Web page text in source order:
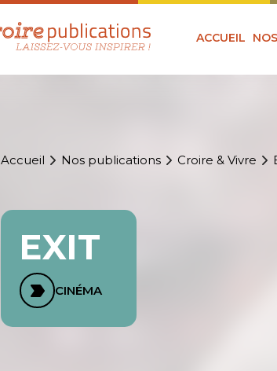
ACCUEIL
Accueil Nos publications Croire & Vivre
EXIT
CINÉMA